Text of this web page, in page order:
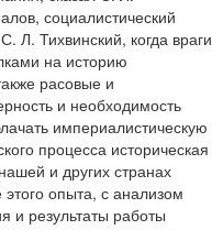
социалистический
Л. Тихвинский, когда враги
на историю
расовые и
и необходимость
империалистическую
процесса историческая
и других странах
опыта, с анализом
и результаты работы